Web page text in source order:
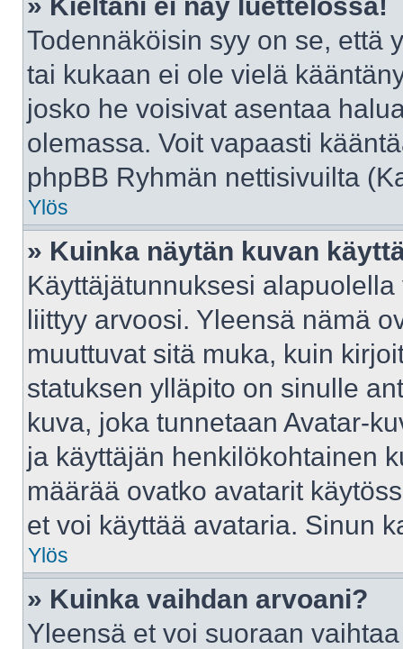
Todennäköisin syy on se, että
tai kukaan ei ole vielä
josko he voisivat asentaa
olemassa. Voit vapaasti
phpBB Ryhmän nettisivuilta
Ylös
» Kuinka näytän kuvan
Käyttäjätunnuksesi
liittyy arvoosi. Yleensä nämä
muuttuvat sitä muka, kuin
statuksen ylläpito on sinulle
kuva, joka tunnetaan Avatar-
ja käyttäjän henkilökohtainen
määrää ovatko avatarit
et voi käyttää avataria. Sinun
Ylös
» Kuinka vaihdan arvoani?
Yleensä et voi suoraan